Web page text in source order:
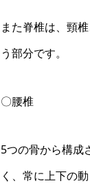
また脊椎は、頸
う部分です。
〇腰椎
5つの骨から構成
く、常に上下の